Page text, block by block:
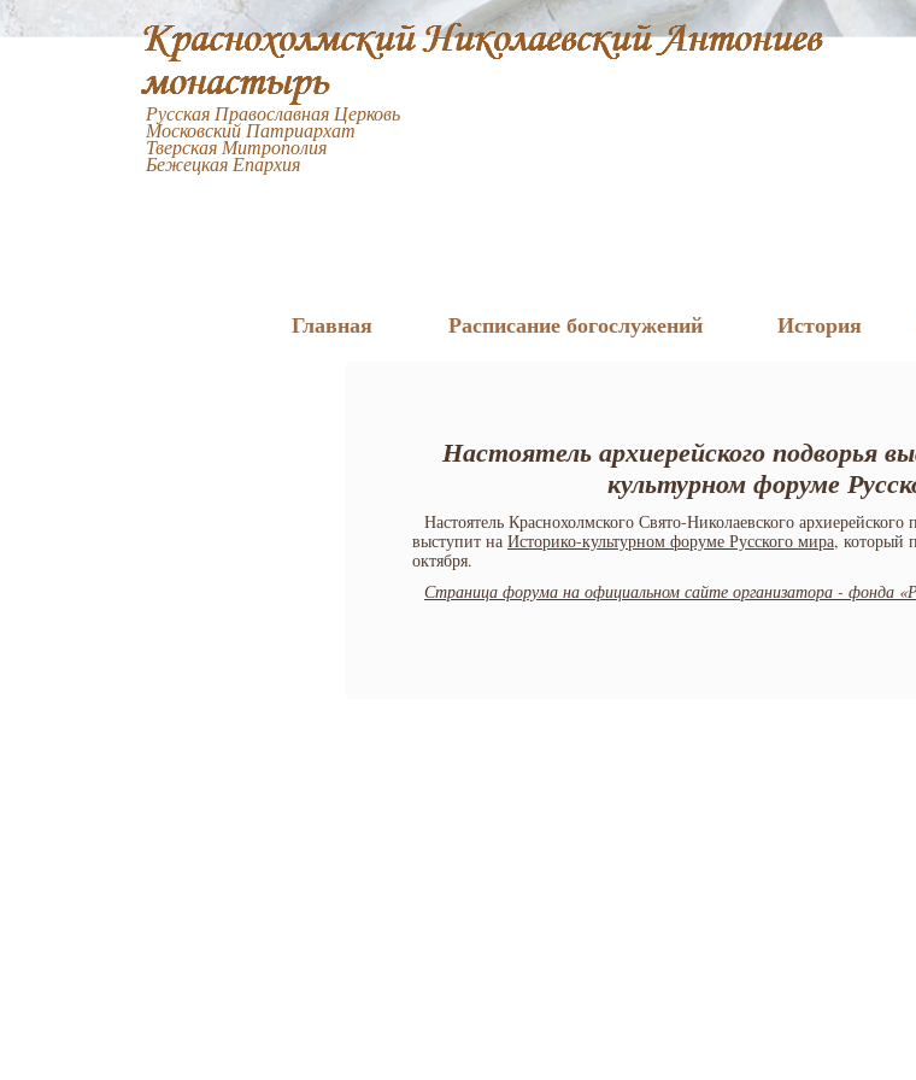
Русская Православная Церковь
Московский Патриархат
Тверская Митрополия
Бежецкая Епархия
Главная Расписание богослужений История
Настоятель архиерейского подворья
культурном форуме
Настоятель Краснохолмского Свято-Николаевского
выступит на Историко-культурном форуме Русского мира, который
октября.
Страница форума на официальном сайте организатора - фонда